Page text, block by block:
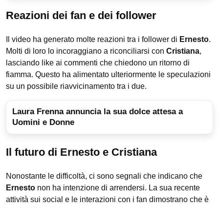
Reazioni dei fan e dei follower
Il video ha generato molte reazioni tra i follower di Ernesto.
Molti di loro lo incoraggiano a riconciliarsi con Cristiana,
lasciando like ai commenti che chiedono un ritorno di
fiamma. Questo ha alimentato ulteriormente le speculazioni
su un possibile riavvicinamento tra i due.
Laura Frenna annuncia la sua dolce attesa a
Uomini e Donne
Il futuro di Ernesto e Cristiana
Nonostante le difficoltà, ci sono segnali che indicano che
Ernesto non ha intenzione di arrendersi. La sua recente
attività sui social e le interazioni con i fan dimostrano che è